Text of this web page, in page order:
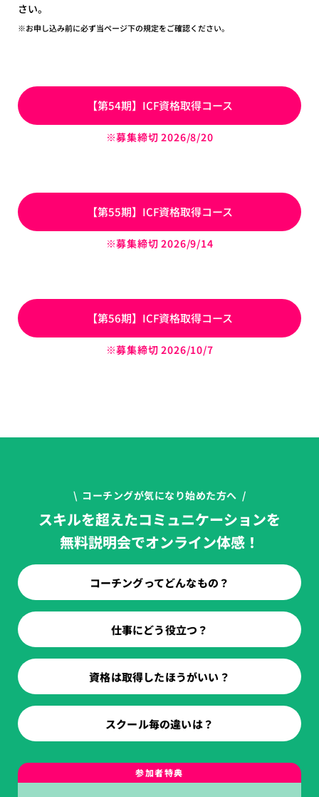
さい。
※お申し込み前に必ず当ページ下の規定をご確認ください。
【第54期】ICF資格取得コース
※募集締切 2026/8/20
【第55期】ICF資格取得コース
※募集締切 2026/9/14
【第56期】ICF資格取得コース
※募集締切 2026/10/7
\ コーチングが気になり始めた方へ /
スキルを超えたコミュニケーションを
無料説明会でオンライン体感！
コーチングってどんなもの？
仕事にどう役立つ？
資格は取得したほうがいい？
スクール毎の違いは？
参加者特典